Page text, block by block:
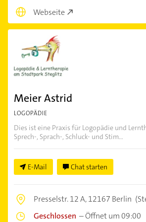
Webseite
Meier Astrid
LOGOPÄDIE
Dies ist eine Praxis für Logopädie und
Sprech-, Sprach-, Schluck- und Stim...
E-Mail Chat starten
Presselstr. 12 A,12167 Berlin
Geschlossen –Öffnet um 09:00